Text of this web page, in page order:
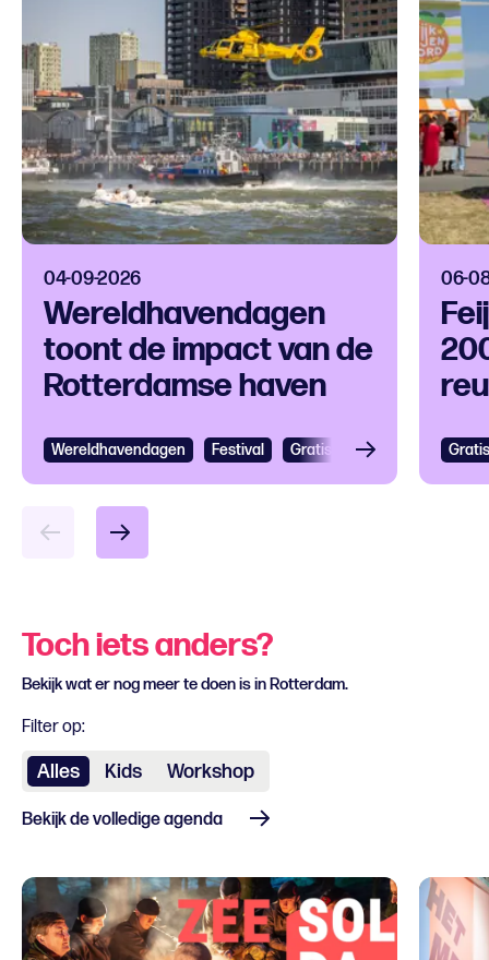
04-09-2026
Wereldhavendagen
toont de impact van de
Rotterdamse haven
Wereldhavendagen Festival Gratis Festival
06-
Bekijken
Toch iets anders?
Bekijk wat er nog meer te doen is in Rotterdam.
Filter op:
Alles Kids Workshop
Bekijk de volledige agenda